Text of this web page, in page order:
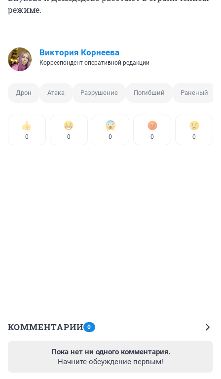
режиме.
Виктория Корнеева
Корреспондент оперативной редакции
Дрон Атака Разрушение Погибший Раненый
0 0 0 0 0
КОММЕНТАРИИ 0
Пока нет ни одного комментария.
Начните обсуждение первым!